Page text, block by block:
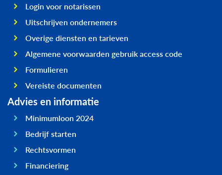
Login voor notarissen
Uitschrijven ondernemers
Overige diensten en tarieven
Algemene voorwaarden gebruik access code
Formulieren
Vereiste documenten
Advies en informatie
Minimumloon 2024
Bedrijf starten
Rechtsvormen
Financiering